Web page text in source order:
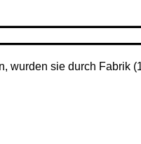
wurden sie durch Fabrik